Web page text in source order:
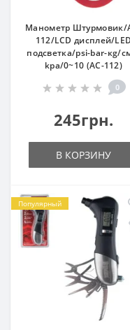
Манометр Штурмовик/
112/LCD дисплей/LED
подсветка/psi-bar-кg/
kpa/0~10 (AC-112)
0
245грн.
В КОРЗИНУ
Популярный